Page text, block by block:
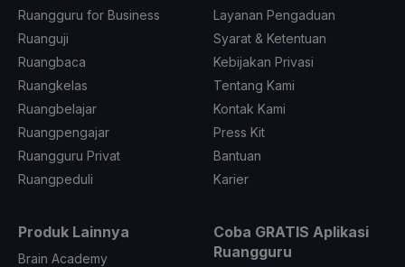
Ruangguru for Business
Ruanguji
Ruangbaca
Ruangkelas
Ruangbelajar
Ruangpengajar
Ruangguru Privat
Ruangpeduli
Layanan Pengaduan
Syarat & Ketentuan
Kebijakan Privasi
Tentang Kami
Kontak Kami
Press Kit
Bantuan
Karier
Produk Lainnya
Brain Academy
Coba GRATIS Aplikasi
Ruangguru